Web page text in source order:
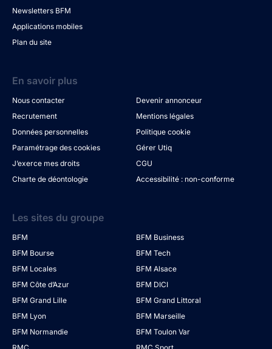
Newsletters BFM
Applications mobiles
Plan du site
En savoir plus
Nous contacter
Devenir annonceur
Recrutement
Mentions légales
Données personnelles
Politique cookie
Paramétrage des cookies
Gérer Utiq
J’exerce mes droits
CGU
Charte de déontologie
Accessibilité : non-conforme
Les sites du groupe
BFM
BFM Business
BFM Bourse
BFM Tech
BFM Locales
BFM Alsace
BFM Côte d’Azur
BFM DICI
BFM Grand Lille
BFM Grand Littoral
BFM Lyon
BFM Marseille
BFM Normandie
BFM Toulon Var